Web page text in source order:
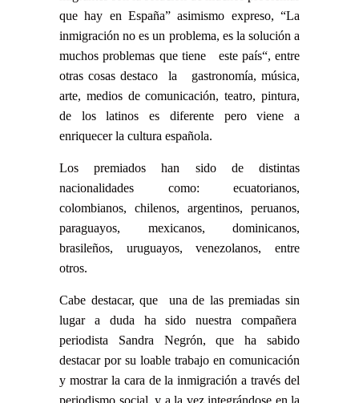
que hay en España” asimismo expreso, “La
inmigración no es un problema, es la solución a
muchos problemas que tiene este país“, entre
otras cosas destaco la gastronomía, música,
arte, medios de comunicación, teatro, pintura,
de los latinos es diferente pero viene a
enriquecer la cultura española.
Los premiados han sido de distintas
nacionalidades como: ecuatorianos,
colombianos, chilenos, argentinos, peruanos,
paraguayos, mexicanos, dominicanos,
brasileños, uruguayos, venezolanos, entre
otros.
Cabe destacar, que una de las premiadas sin
lugar a duda ha sido nuestra compañera
periodista Sandra Negrón, que ha sabido
destacar por su loable trabajo en comunicación
y mostrar la cara de la inmigración a través del
periodismo social, y a la vez integrándose en la